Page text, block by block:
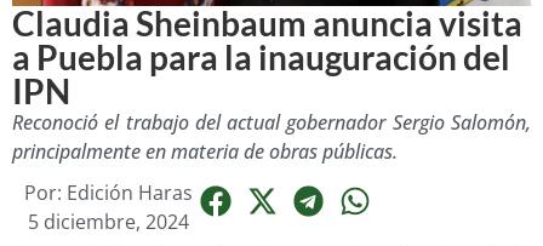
Claudia Sheinbaum anuncia visita
a Puebla para la inauguración del
IPN
Reconoció el trabajo del actual gobernador Sergio Salomón,
principalmente en materia de obras públicas.
Por: Edición Haras
5 diciembre, 2024